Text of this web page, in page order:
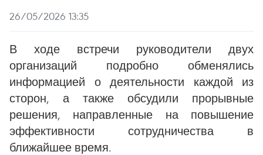
26/05/2026 13:35
В ходе встречи руководители двух
организаций подробно обменялись
информацией о деятельности каждой из
сторон, а также обсудили прорывные
решения, направленные на повышение
эффективности сотрудничества в
ближайшее время.